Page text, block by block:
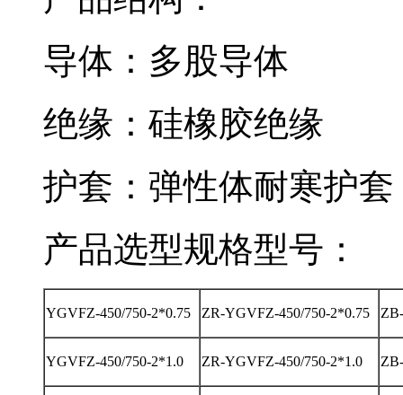
导体：多股导体
绝缘：硅橡胶绝缘
护套：弹性体耐寒护套
产品选型规格型号：
YGVFZ-450/750-2*0.75 ZR-YGVFZ-450/750-2*0.75
YGVFZ-450/750-2*1.0 ZR-YGVFZ-450/750-2*1.0